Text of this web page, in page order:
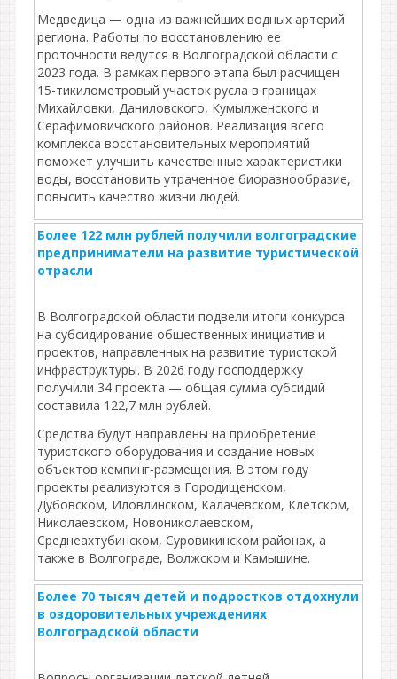
Медведица — одна из важнейших водных артерий
региона. Работы по восстановлению ее
проточности ведутся в Волгоградской области с
2023 года. В рамках первого этапа был расчищен
15-тикилометровый участок русла в границах
Михайловки, Даниловского, Кумылженского и
Серафимовичского районов. Реализация всего
комплекса восстановительных мероприятий
поможет улучшить качественные характеристики
воды, восстановить утраченное биоразнообразие,
повысить качество жизни людей.
Более 122 млн рублей получили волгоградские
предприниматели на развитие туристической
отрасли
В Волгоградской области подвели итоги конкурса
на субсидирование общественных инициатив и
проектов, направленных на развитие туристской
инфраструктуры. В 2026 году господдержку
получили 34 проекта — общая сумма субсидий
составила 122,7 млн рублей.
Средства будут направлены на приобретение
туристского оборудования и создание новых
объектов кемпинг‑размещения. В этом году
проекты реализуются в Городищенском,
Дубовском, Иловлинском, Калачёвском, Клетском,
Николаевском, Новониколаевском,
Среднеахтубинском, Суровикинском районах, а
также в Волгограде, Волжском и Камышине.
Более 70 тысяч детей и подростков отдохнули
в оздоровительных учреждениях
Волгоградской области